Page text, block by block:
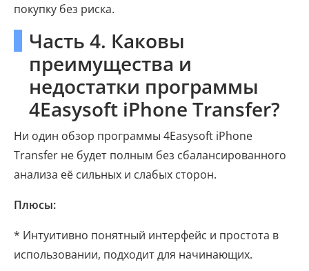
покупку без риска.
Часть 4. Каковы
преимущества и
недостатки программы
4Easysoft iPhone Transfer?
Ни один обзор программы 4Easysoft iPhone
Transfer не будет полным без сбалансированного
анализа её сильных и слабых сторон.
Плюсы:
* Интуитивно понятный интерфейс и простота в
использовании, подходит для начинающих.